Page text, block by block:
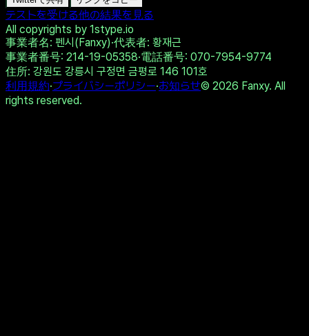
🌹 Lena, 48📍Columbus
xDate
😍 Charlotte, 42📍Columbus
xDate.us
Twitterで共有 リンクをコピー